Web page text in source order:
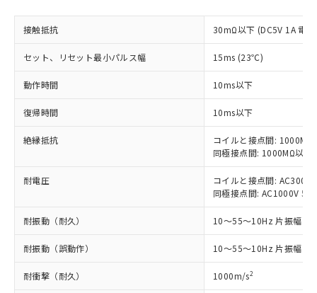
接触抵抗 30mΩ以下 (DC5V 1A 電
セット、リセット最小パルス幅 15ms (23℃)
動作時間 10ms以下
復帰時間 10ms以下
絶縁抵抗
コイルと接点間: 1000MΩ
同極接点間: 1000MΩ以上
耐電圧
コイルと接点間:
同極接点間: AC1000V
耐振動（耐久） 10～55～10Hz 片振幅
耐振動（誤動作） 10～55～10Hz 片振幅
耐衝撃（耐久） 1000m/s2
ご利用条件
以下の条件をお読みいただき、同意のうえ
本サービスは、当社制御機器事業取扱
商品の当社在庫状況および標準価格
当社制御機器事業取扱商品の中には、
本サービスの対象外となる商品もある
在庫状況および標準価格照会結果は、
記載している更新日時点での社内デー
タに基づき作成されるものであり、閲
覧された時点での実際の在庫および標
準価格とは異なる場合があることをご
有に対応した製品に切り替える予定のある
商品です。
対応予定なし：EU RoHS指令（10物質）の
非含有に非対応の商品で、対応品を出す予
定はありません。
調査・確認中：EU RoHS指令（10物質）の
非含有の対応状況を調査中または確認中の
非該当品：ライセンス料など無形物で、有
害物質有無と関係のない商品です。
仕入先様の事情により、非含有部品として
いたものが、含有品と判明した場合などや
むを得ず変更することがあります。
*EU RoHS指令（10物質）：
ミウム(Cd) 100ppm以下、
六価クロム(Cr(Ⅵ)) 1000ppm以下、ポリ臭化ビフェニル
類(PBB) 1000ppm以下、ポリ臭化ジフェニルエーテル類
(PBDE) 1000ppm以下、フタル酸ビス(2-エチルヘキシ
※1 中国RoHS○×表
「○」：最大均質材料含有率が中国RoHSの
基準値以下であることを示します。
「×」：最大均質材料含有率が中国RoHSの
基準値を超えていることを示します。
「－」：未確認です。当社販売部門へお問
*中国RoHS10物質の基準値 (GB/T26572)：
Pb(鉛) :1000ppm、 Hg(水銀) : 1000ppm、 Cd(カドミウ
Cr(Ⅵ)(六価クロム) : 1000ppm、 PBBs(ポリ臭化ビフェ
ニル類) : 1000ppm、 PBDEs(ポリ臭化ジフェニルエーテ
当社は、これら貴社製品のうち、外国
為替および外国貿易法に定める商品
（以下｢規制貨物等」という）を輸出
または国外への提供する場合は、日本
国政府の輸出許可(または役務取引許
可)を取得するなどの必要な手続きを
号
○